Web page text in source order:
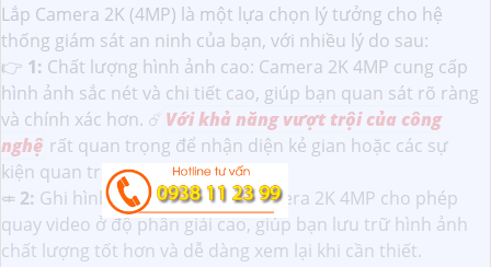
Lắp Camera 2K (4MP) là một lựa chọn lý tưởng cho hệ
thống giám sát an ninh của bạn, với nhiều lý do sau:
👉 1: Chất lượng hình ảnh cao: Camera 2K 4MP cung cấp
hình ảnh sắc nét và chi tiết cao, giúp bạn quan sát rõ ràng
và chính xác hơn. ☄️ Với khả năng vượt trội của công
nghệ rất quan trọng để nhận diện kẻ gian hoặc các sự
kiện quan trọng khác.
⤂ 2: Ghi hình chất lượng cao: Camera 2K 4MP cho phép
quay video ở độ phân giải cao, giúp bạn lưu trữ hình ảnh
chất lượng tốt hơn và dễ dàng xem lại khi cần thiết.